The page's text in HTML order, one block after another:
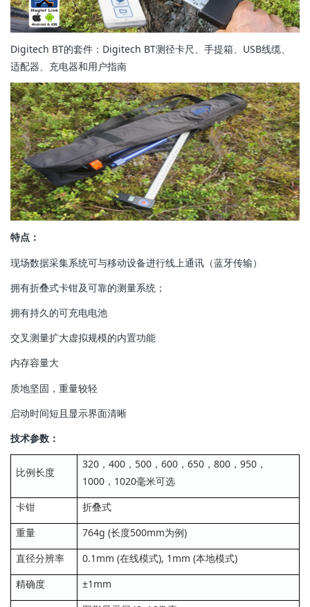
Digitech BT的套件：Digitech BT测径卡尺、手提箱、USB线缆、
适配器、充电器和用户指南
特点：
现场数据采集系统可与移动设备进行线上通讯（蓝牙传输）
拥有折叠式卡钳及可靠的测量系统；
拥有持久的可充电电池
交叉测量扩大虚拟规模的内置功能
内存容量大
质地坚固，重量较轻
启动时间短且显示界面清晰
技术参数：
比例长度
320，400，500，600，650，800，950，
1000，1020毫米可选
卡钳
折叠式
重量
764g (长度500mm为例)
直径分辨率
0.1mm (在线模式), 1mm (本地模式)
精确度
±1mm